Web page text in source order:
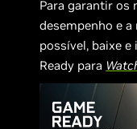
Para garantir os
desempenho e
possível, baixe
Ready para